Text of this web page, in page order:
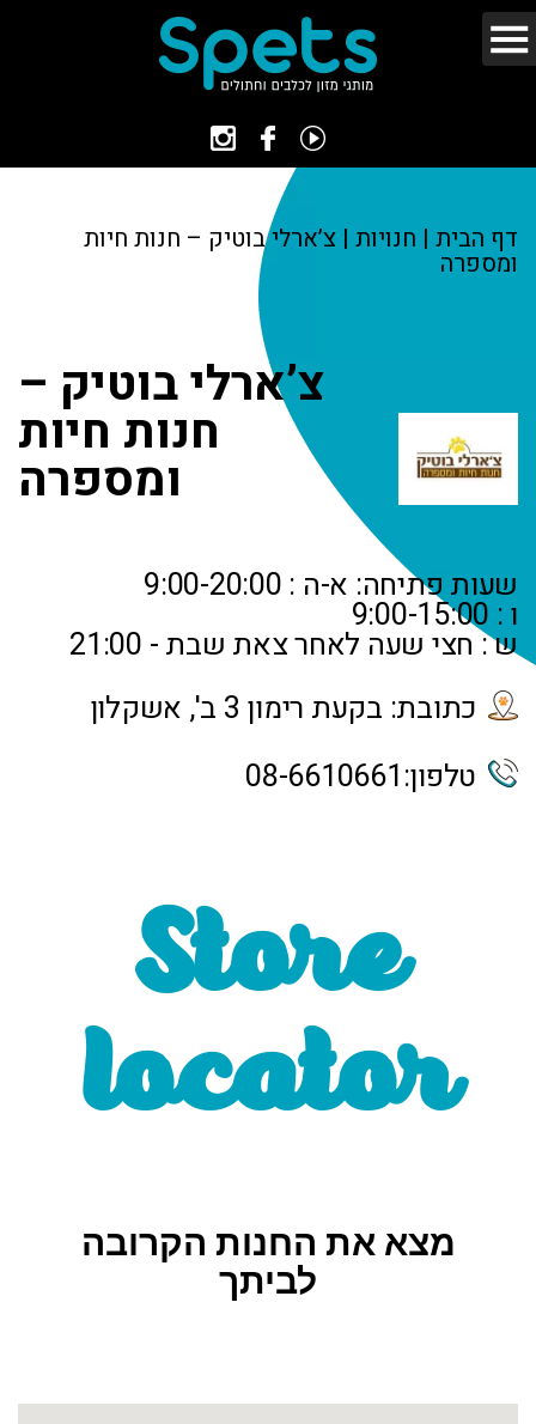
דף הבית | חנויות | צ’ארלי בוטיק – חנות חיות
ומספרה
צ’ארלי בוטיק –
חנות חיות
ומספרה
שעות פתיחה: א-ה : 9:00-20:00
ו : 9:00-15:00
ש : חצי שעה לאחר צאת שבת - 21:00
כתובת: בקעת רימון 3 ב', אשקלון
טלפון:08-6610661
Store
locator
מצא את החנות הקרובה
לביתך